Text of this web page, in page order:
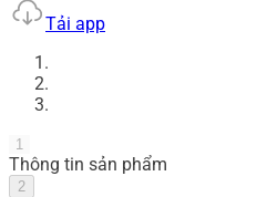
Tải app
1
Thông tin sản phẩm
2